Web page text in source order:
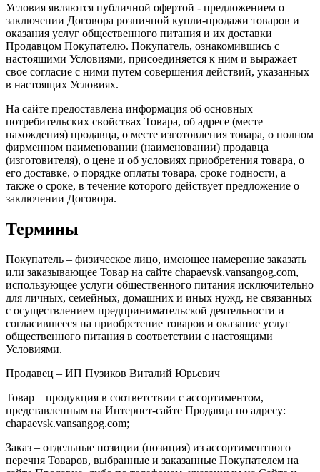
Условия являются публичной офертой - предложением о
заключении Договора розничной купли-продажи товаров и
оказания услуг общественного питания и их доставки
Продавцом Покупателю. Покупатель, ознакомившись с
настоящими Условиями, присоединяется к ним и выражает
свое согласие с ними путем совершения действий, указанных
в настоящих Условиях.
На сайте предоставлена информация об основных
потребительских свойствах Товара, об адресе (месте
нахождения) продавца, о месте изготовления товара, о полном
фирменном наименовании (наименовании) продавца
(изготовителя), о цене и об условиях приобретения товара, о
его доставке, о порядке оплаты товара, сроке годности, а
также о сроке, в течение которого действует предложение о
заключении Договора.
Термины
Покупатель – физическое лицо, имеющее намерение заказать
или заказывающее Товар на сайте chapaevsk.vansangog.com,
использующее услуги общественного питания исключительно
для личных, семейных, домашних и иных нужд, не связанных
с осуществлением предпринимательской деятельности и
согласившееся на приобретение товаров и оказание услуг
общественного питания в соответствии с настоящими
Условиями.
Продавец – ИП Пузиков Виталий Юрьевич
Товар – продукция в соответствии с ассортиментом,
представленным на Интернет-сайте Продавца по адресу:
chapaevsk.vansangog.com;
Заказ – отдельные позиции (позиция) из ассортиментного
перечня Товаров, выбранные и заказанные Покупателем на